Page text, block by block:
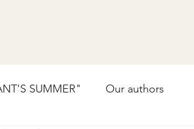
SUMMER" Our authors